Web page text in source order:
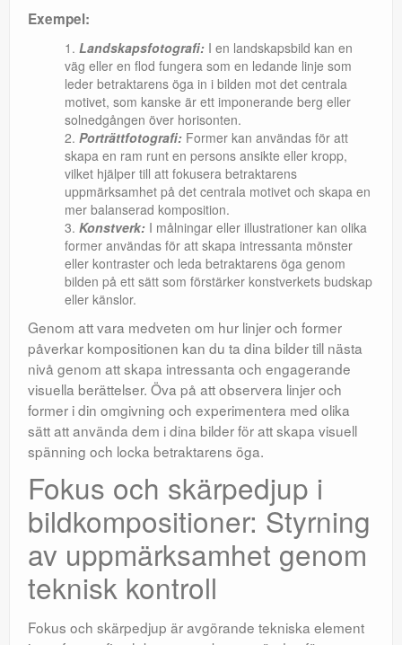
Exempel:
Landskapsfotografi:I en landskapsbild kan en
väg eller en flod fungera som en ledande linje som
leder betraktarens öga in i bilden mot det centrala
motivet, som kanske är ett imponerande berg eller
solnedgången över horisonten.
Porträttfotografi:Former kan användas för att
skapa en ram runt en persons ansikte eller kropp,
vilket hjälper till att fokusera betraktarens
uppmärksamhet på det centrala motivet och skapa en
mer balanserad komposition.
Konstverk:I målningar eller illustrationer kan olika
former användas för att skapa intressanta mönster
eller kontraster och leda betraktarens öga genom
bilden på ett sätt som förstärker konstverkets budskap
eller känslor.
Genom att vara medveten om hur linjer och former
påverkar kompositionen kan du ta dina bilder till nästa
nivå genom att skapa intressanta och engagerande
visuella berättelser. Öva på att observera linjer och
former i din omgivning och experimentera med olika
sätt att använda dem i dina bilder för att skapa visuell
spänning och locka betraktarens öga.
Fokus och skärpedjup i
bildkompositioner: Styrning
av uppmärksamhet genom
teknisk kontroll
Fokus och skärpedjup är avgörande tekniska element